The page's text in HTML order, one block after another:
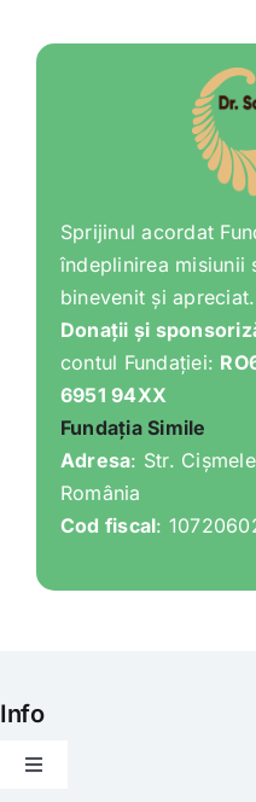
Sprijinul acordat
îndeplinirea misiunii
binevenit și apreciat.
Donații și
contul Fundației:
6951 94XX
Fundația Simile
Adresa: Str.
România
Cod fiscal:
Info
Toggle